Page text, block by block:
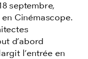
septembre,
Cinémascope.
d’abord
l’entrée en